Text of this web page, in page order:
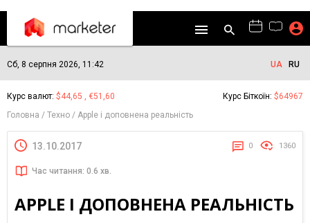
Сб, 8 серпня 2026, 11:42 UA RU
Курс валют: $44,65 , €51,60 Курс Біткоїн: $64967
Головна
Техно Apple і доповнена реальність
13.10.2017 0 1360
Час читання: 0.6 хв.
APPLE І ДОПОВНЕНА РЕАЛЬНІСТЬ